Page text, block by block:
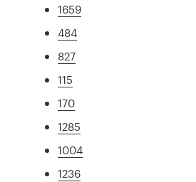
1659
484
827
115
170
1285
1004
1236